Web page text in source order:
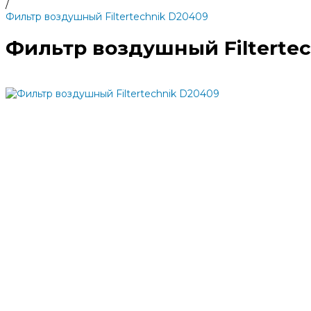
/
Фильтр воздушный Filtertechnik D20409
Фильтр воздушный